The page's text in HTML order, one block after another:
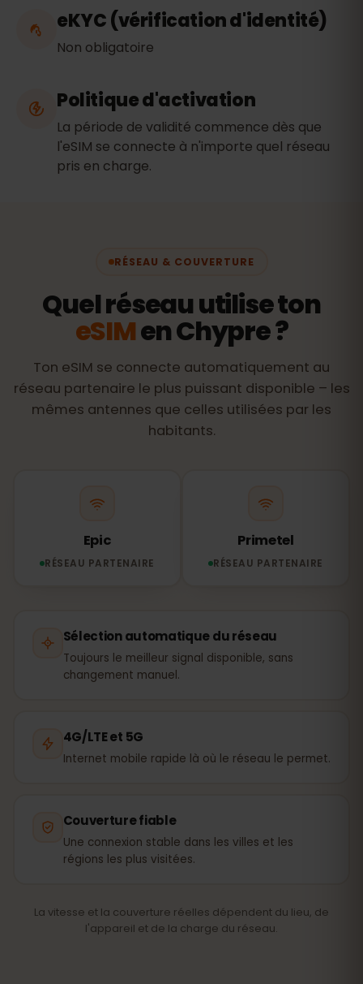
eKYC (vérification d'identité)
Non obligatoire
Politique d'activation
La période de validité commence dès que
l'eSIM se connecte à n'importe quel réseau
pris en charge.
RÉSEAU & COUVERTURE
Quel réseau utilise ton
eSIMen Chypre ?
Ton eSIM se connecte automatiquement au
réseau partenaire le plus puissant disponible – les
mêmes antennes que celles utilisées par les
habitants.
Epic
RÉSEAU PARTENAIRE
Primetel
RÉSEAU PARTENAIRE
Sélection automatique du réseau
Toujours le meilleur signal disponible, sans
changement manuel.
4G/LTE et 5G
Internet mobile rapide là où le réseau le permet.
Couverture fiable
Une connexion stable dans les villes et les
régions les plus visitées.
La vitesse et la couverture réelles dépendent du lieu, de
l'appareil et de la charge du réseau.